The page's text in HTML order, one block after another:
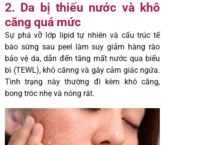
2. Da bị thiếu nước và khô
căng quá mức
Sự phá vỡ lớp lipid tự nhiên và cấu trúc tế
bào sừng sau peel làm suy giảm hàng rào
bảo vệ da, dẫn đến tăng mất nước qua biểu
bì (TEWL), khô cănng và gây cảm giác ngứa.
Tình trạng này thường đi kèm khô căng,
bong tróc nhẹ và nóng rát.